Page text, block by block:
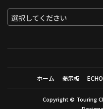
ホーム 掲示板
Copyright © Touring